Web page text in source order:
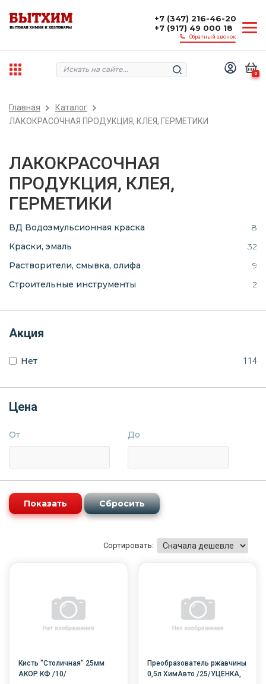
+7 (347) 216-46-20
+7 (917) 49 000 18
Обратный звонок
0
Главная
Каталог
ЛАКОКРАСОЧНАЯ ПРОДУКЦИЯ, КЛЕЯ, ГЕРМЕТИКИ
ЛАКОКРАСОЧНАЯ
ПРОДУКЦИЯ, КЛЕЯ,
ГЕРМЕТИКИ
ВД Водоэмульсионная краска
8
Краски, эмаль
32
Растворители, смывка, олифа
9
Строительные инструменты
2
Акция
Нет 114
Цена
От До
Сортировать:
Кисть "Столичная" 25мм
АКОР КФ /10/
Преобразователь ржавчины
0,5л ХимАвто /25/УЦЕНКА,